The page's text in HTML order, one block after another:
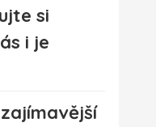
si
i je